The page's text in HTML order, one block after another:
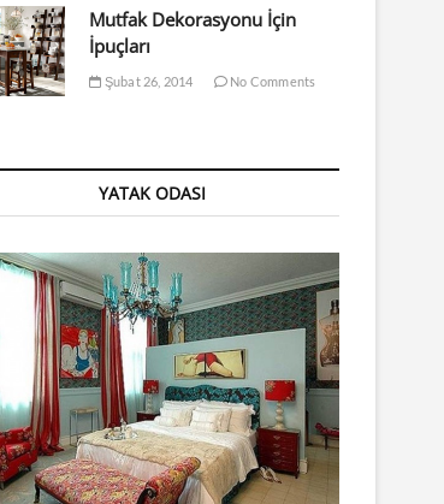
Mutfak Dekorasyonu İçin
İpuçları
Şubat 26, 2014 No Comments
YATAK ODASI